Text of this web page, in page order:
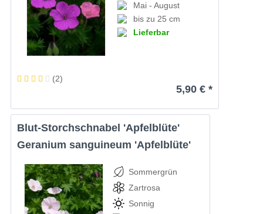
Mai - August
bis zu 25 cm
Lieferbar
(2)
5,90 € *
Blut-Storchschnabel 'Apfelblüte'
Geranium sanguineum 'Apfelblüte'
Sommergrün
Zartrosa
Sonnig